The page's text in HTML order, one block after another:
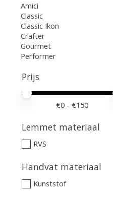
Amici
Classic
Classic Ikon
Crafter
Gourmet
Performer
Prijs
Minimale prijswaarde
Price maximum value
€0 - €150
Lemmet materiaal
RVS
Handvat materiaal
Kunststof